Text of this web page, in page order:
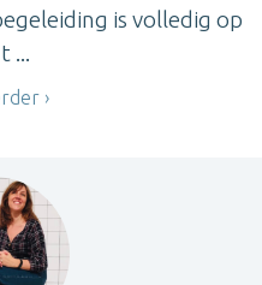
is volledig op
...